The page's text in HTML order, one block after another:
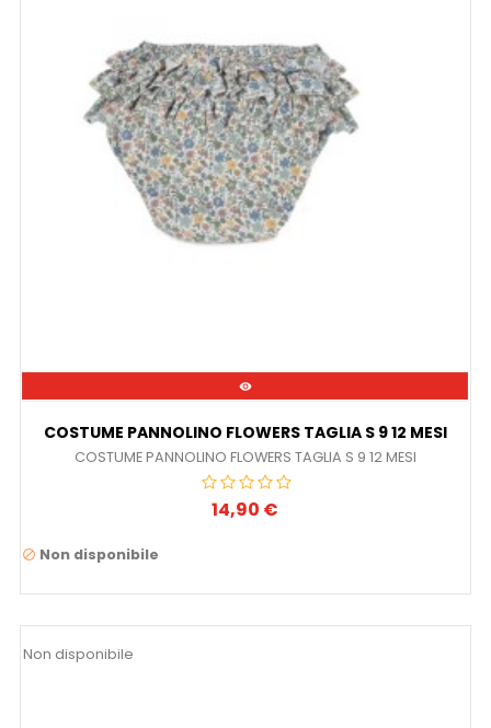

COSTUME PANNOLINO FLOWERS TAGLIA S 9 12 MESI
COSTUME PANNOLINO FLOWERS TAGLIA S 9 12 MESI
Prezzo
14,90 €
 Non disponibile
Non disponibile